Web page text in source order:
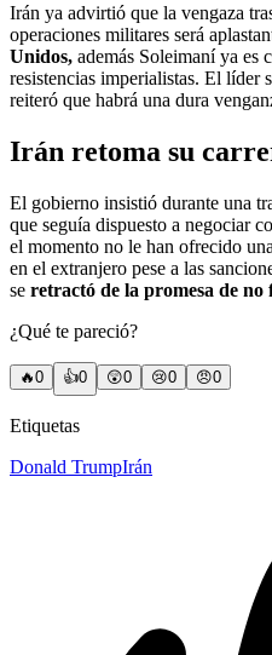
Irán ya advirtió que la vengaza
operaciones militares será
Unidos, además Soleimaní ya es
resistencias imperialistas. El líder
reiteró que habrá una dura
Irán retoma su
El gobierno insistió durante una
que seguía dispuesto a negociar
el momento no le han ofrecido
en el extranjero pese a las
se retractó de la promesa de
¿Qué te pareció?
🔥0 👍0 😲0 😢0 😠0
Etiquetas
Donald TrumpIrán